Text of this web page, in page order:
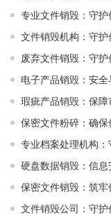
专业文件销毁：守
文件销毁机构：守
废弃文件销毁：守
电子产品销毁：安
瑕疵产品销毁：保
保密文件粉碎：确
专业档案处理机构
硬盘数据销毁：信
保密文件销毁：筑
文件销毁公司：守